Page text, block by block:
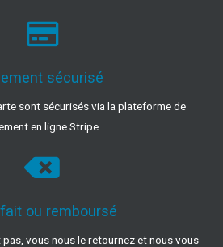
sécurisé
sont sécurisés via la plateforme de
en ligne Stripe.
ou remboursé
vous nous le retournez et nous vous